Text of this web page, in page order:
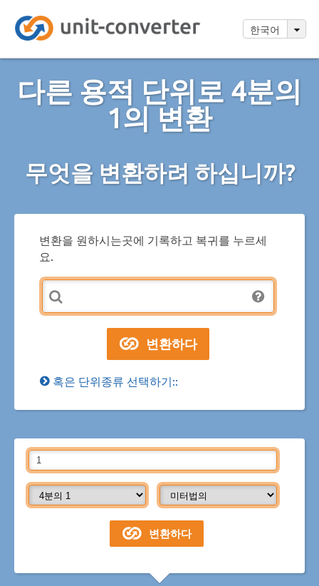
한국어
다른 용적 단위로 4분의
1의 변환
무엇을 변환하려 하십니까?
변환을 원하시는곳에 기록하고 복귀를 누르세
요.
혹은 단위종류 선택하기::